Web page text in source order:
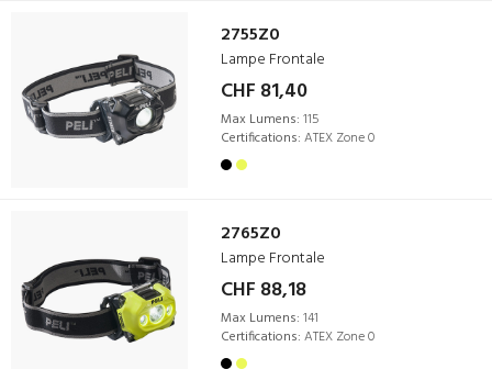
2755Z0
Lampe Frontale
CHF 81,40
Max Lumens: 115
Certifications: ATEX Zone 0
2765Z0
Lampe Frontale
CHF 88,18
Max Lumens: 141
Certifications: ATEX Zone 0